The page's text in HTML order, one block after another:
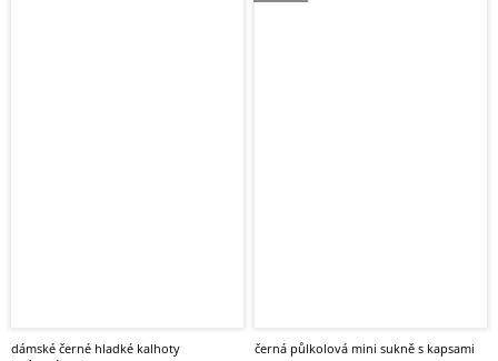
dámské černé hladké kalhoty
černá půlkolová mini sukně s kapsami